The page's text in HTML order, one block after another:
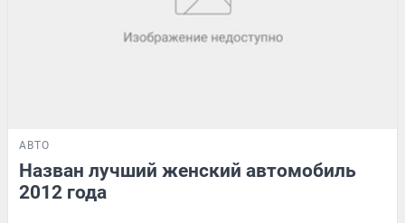
АВТО
Назван лучший женский автомобиль
2012 года